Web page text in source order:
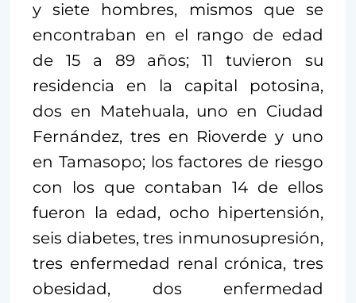
y siete hombres, mismos que se
encontraban en el rango de edad
de 15 a 89 años; 11 tuvieron su
residencia en la capital potosina,
dos en Matehuala, uno en Ciudad
Fernández, tres en Rioverde y uno
en Tamasopo; los factores de riesgo
con los que contaban 14 de ellos
fueron la edad, ocho hipertensión,
seis diabetes, tres inmunosupresión,
tres enfermedad renal crónica, tres
obesidad, dos enfermedad